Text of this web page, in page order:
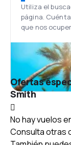
Utiliza el
página.
que nos
Ofertas
Smith
No hay vuelos
Consulta otras